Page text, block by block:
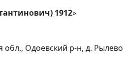
1912»
обл., Одоевский р-н, д. Рылево